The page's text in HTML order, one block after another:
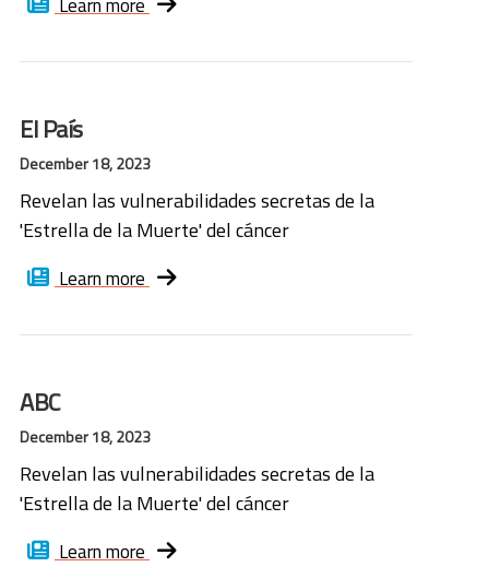
El País
December 18, 2023
Revelan las vulnerabilidades secretas de la
'Estrella de la Muerte' del cáncer
Learn more
ABC
December 18, 2023
Revelan las vulnerabilidades secretas de la
'Estrella de la Muerte' del cáncer
Learn more